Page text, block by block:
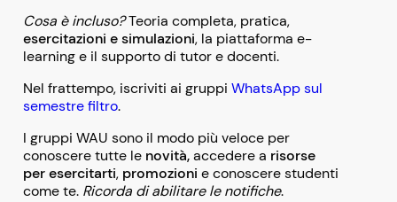
Cosa è incluso?Teoria completa, pratica,
esercitazioni e simulazioni, la piattaforma e-
learning e il supporto di tutor e docenti.
Nel frattempo, iscriviti ai gruppi WhatsApp sul
semestre filtro.
I gruppi WAU sono il modo più veloce per
conoscere tutte le novità,accedere a risorse
per esercitarti, promozioni e conoscere studenti
come te. Ricorda di abilitare le notifiche.